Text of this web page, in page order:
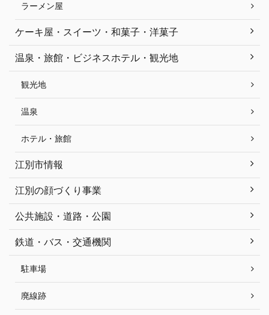
ラーメン屋
ケーキ屋・スイーツ・和菓子・洋菓子
温泉・旅館・ビジネスホテル・観光地
観光地
温泉
ホテル・旅館
江別市情報
江別の顔づくり事業
公共施設・道路・公園
鉄道・バス・交通機関
駐車場
廃線跡